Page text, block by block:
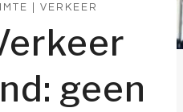
VERKEER
geen